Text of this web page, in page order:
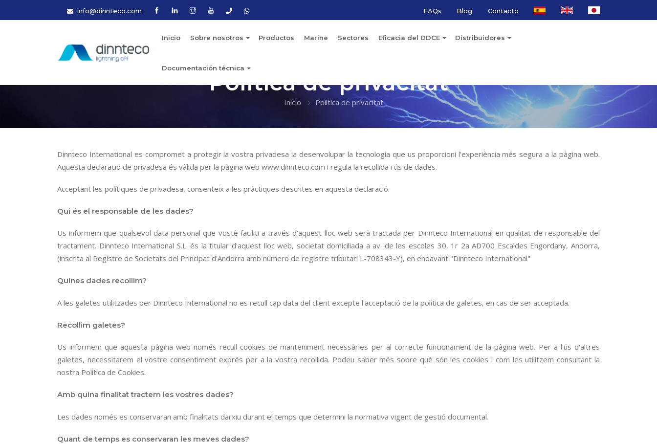
info@dinnteco.com FAQs Blog Contacto
Inicio Sobre nosotros Productos Marine Sectores Eficacia del DDCE Distribuidores
Documentación técnica
Política de privacitat
Inicio Política de privacitat
Dinnteco International es compromet a protegir la vostra privadesa ia desenvolupar la tecnologia que us proporcioni l'experiència més segura a la pàgina web.
Aquesta declaració de privadesa és vàlida per la pàgina web www.dinnteco.com i regula la recollida i ús de dades.
Acceptant les polítiques de privadesa, consenteix a les pràctiques descrites en aquesta declaració.
Qui és el responsable de les dades?
Us informem que qualsevol data personal que vostè faciliti a través d'aquest lloc web serà tractada per Dinnteco International en qualitat de responsable del
tractament. Dinnteco International S.L. és la titular d'aquest lloc web, societat domiciliada a av. de les escoles 30, 1r 2a AD700 Escaldes Engordany, Andorra,
(inscrita al Registre de Societats del Principat d'Andorra amb número de registre tributari L-708343-Y), en endavant "Dinnteco International"
Quines dades recollim?
A les galetes utilitzades per Dinnteco International no es recull cap data del client excepte l'acceptació de la política de galetes, en cas de ser acceptada.
Recollim galetes?
Us informem que aquesta pàgina web només recull cookies de manteniment necessàries per al correcte funcionament de la pàgina web. Per a l'ús d'altres
galetes, necessitarem el vostre consentiment exprés per a la vostra recollida. Podeu saber més sobre què són les cookies i com les utilitzem consultant la
nostra Política de Cookies.
Amb quina finalitat tractem les vostres dades?
Les dades només es conservaran amb finalitats darxiu durant el temps que determini la normativa vigent de gestió documental.
Quant de temps es conservaran les meves dades?